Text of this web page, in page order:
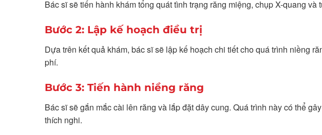
Bác sĩ sẽ tiến hành khám tổng quát tình trạng răng miệng, chụp X-quang
Bước 2: Lập kế hoạch điều trị
Dựa trên kết quả khám, bác sĩ sẽ lập kế hoạch chi tiết cho quá trình niềng
phí.
Bước 3: Tiến hành niềng răng
Bác sĩ sẽ gắn mắc cài lên răng và lắp đặt dây cung. Quá trình này có thể
thích nghi.